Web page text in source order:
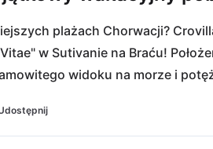
plażach Chorwacji?
w Sutivanie na Braću!
widoku na morze i
do pięknych plaż na wyspie,
jak restauracje, bary,
dotrzeć za pomocą połączenia